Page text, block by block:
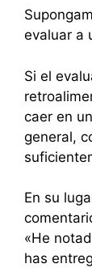
evaluar a
Si el
caer en
general,
En su
«He
has